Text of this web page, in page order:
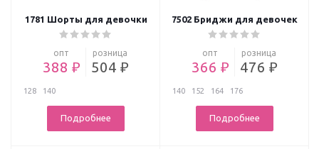
1781 Шорты для девочки
опт
388 ₽
розница
504 ₽
128 140
Подробнее
7502 Бриджи для девочек
опт
366 ₽
розница
476 ₽
140 152 164 176
Подробнее